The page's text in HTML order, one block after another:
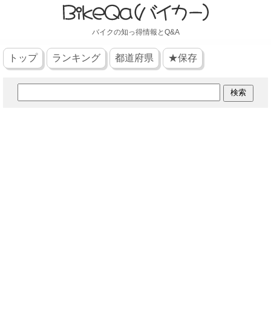
バイクの知っ得情報とQ&A
トップ ランキング 都道府県 ★保存